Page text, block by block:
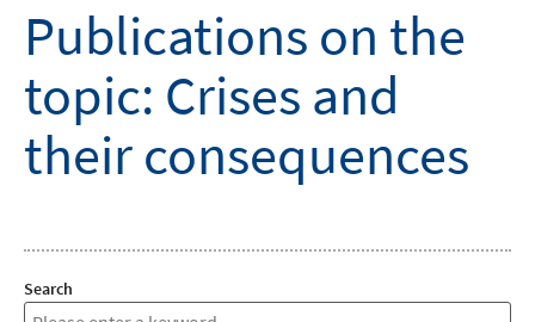
Publications on the
topic: Crises and
their consequences
Search